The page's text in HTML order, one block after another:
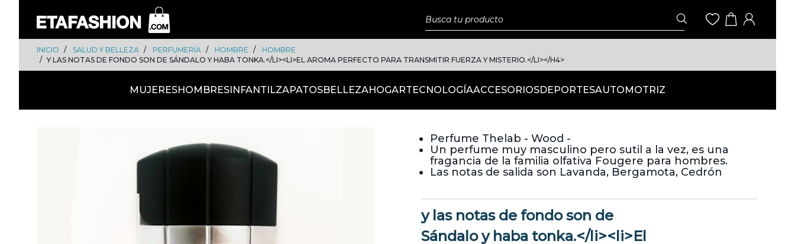
content
navigation
INICIO SALUD Y BELLEZA PERFUMERÍA HOMBRE
HOMBRE
Y LAS NOTAS DE FONDO SON DE SÁNDALO Y HABA TONKA.</LI><LI>EL AROMA PERFECTO PARA TRANSMITIR FUERZA Y MISTERIO.</LI></H4>
MUJERESHOMBRESINFANTILZAPATOSBELLEZAHOGARTECNOLOGÍAACCESORIOSDEPORTESAUTOMOTRIZ
Perfume Thelab - Wood -
Un perfume muy masculino pero sutil a la vez, es una
fragancia de la familia olfativa Fougere para hombres.
Las notas de salida son Lavanda, Bergamota, Cedrón
y las notas de fondo son de
Sándalo y haba tonka.</li><li>El